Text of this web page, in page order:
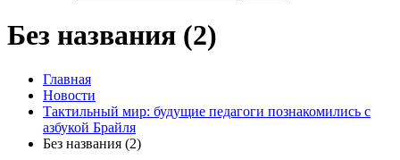
Без названия (2)
Главная
Новости
Тактильный мир: будущие педагоги познакомились с
азбукой Брайля
Без названия (2)